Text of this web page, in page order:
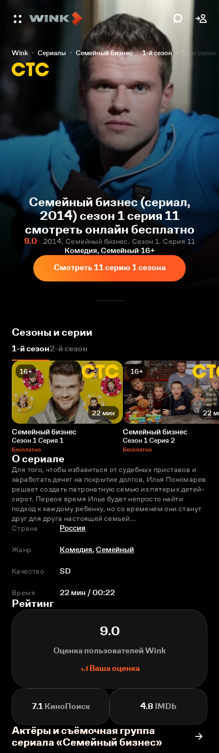
Wink Сериалы Семейный бизнес 1-й сезон 11-я серия
Семейный бизнес (сериал,
2014) сезон 1 серия 11
смотреть онлайн бесплатно
9.0
2014, Семейный бизнес. Сезон 1. Серия 11
Комедия, Семейный 16+
Смотреть 11 серию 1 сезона
Сезоны и серии
1-й сезон2-й сезон
16+
22 мин
Семейный бизнес
Сезон 1 Серия 1
Бесплатно
16+
22
Семейный бизнес
Сезон 1 Серия 2
Бесплатно
О сериале
Для того, чтобы избавиться от судебных приставов и
заработать денег на покрытие долгов, Илья Пономарeв
решает создать патронатную семью из пятерых детей-
сирот. Первое время Илье будет непросто найти
подход к каждому ребeнку, но со временем они станут
друг для друга настоящей семьeй...
Страна
Россия
Жанр Комедия,Семейный
Качество SD
Время 22 мин / 00:22
Рейтинг
9.0
Оценка пользователей Wink
Ваша оценка
7.1КиноПоиск 4.8 IMDb
Актёры и съёмочная группа
сериала «Семейный бизнес»